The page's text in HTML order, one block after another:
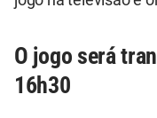
O jogo será
16h30